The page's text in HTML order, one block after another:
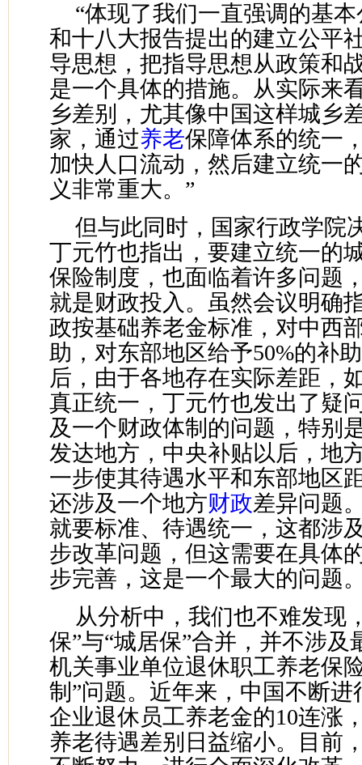
“体现了我们一直强调的基
和十八大报告提出的建立公平
导思想，把指导思想从政策和
是一个具体的措施。从实际来
乡差别，尤其像中国这样城乡
家，通过养老保障体系的统一
加快人口流动，然后建立统一
义非常重大。”
但与此同时，国家行政学院
丁元竹也指出，要建立统一的
保险制度，也面临着许多问题
就是财政投入。虽然会议明确
政按基础养老金标准，对中西
助，对东部地区给予50%的补
后，由于各地存在实际差距，
真正统一，丁元竹也发出了疑
及一个财政体制的问题，特别
发达地方，中央补贴以后，地
一步使其待遇水平和东部地区
还涉及一个地方财政差异问题
就要标准、待遇统一，这都涉
步改革问题，但这需要在具体
步完善，这是一个最大的问题
从分析中，我们也不难发现
保”与“城居保”合并，并不涉及
机关事业单位退休职工养老保
制”问题。近年来，中国不断
企业退休员工养老金的10连涨
养老待遇差别日益缩小。目前